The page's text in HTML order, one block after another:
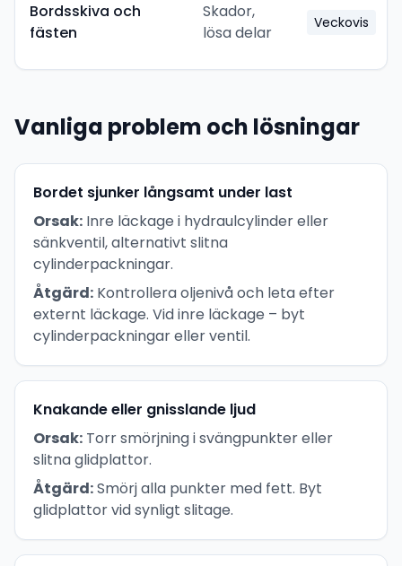
Bordsskiva och
fästen
Skador,
lösa delar
Veckovis
Vanliga problem och lösningar
Bordet sjunker långsamt under last
Orsak: Inre läckage i hydraulcylinder eller
sänkventil, alternativt slitna
cylinderpackningar.
Åtgärd: Kontrollera oljenivå och leta efter
externt läckage. Vid inre läckage – byt
cylinderpackningar eller ventil.
Knakande eller gnisslande ljud
Orsak: Torr smörjning i svängpunkter eller
slitna glidplattor.
Åtgärd:Smörj alla punkter med fett. Byt
glidplattor vid synligt slitage.